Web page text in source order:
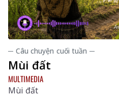
─ Câu chuyện cuối tuần ─
Mùi đất
MULTIMEDIA
Mùi đất